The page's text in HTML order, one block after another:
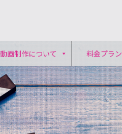
動画制作について 料金プラン